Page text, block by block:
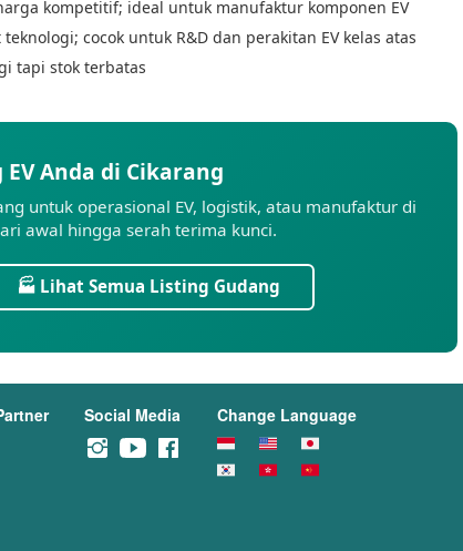
kompetitif; ideal untuk manufaktur komponen EV
cocok untuk R&D dan perakitan EV kelas atas
tapi stok terbatas
Anda di Cikarang
untuk operasional EV, logistik, atau manufaktur di
awal hingga serah terima kunci.
🏭 Lihat Semua Listing Gudang
Social Media Change Language